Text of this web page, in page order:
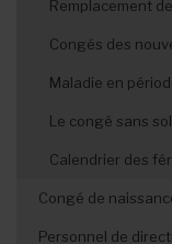
Remplacement
Congés des
Maladie en
Le congé sans
Calendrier des
Congé de
Personnel de